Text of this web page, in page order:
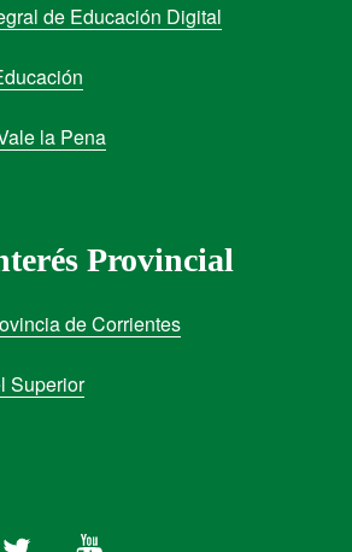
de Educación Digital
la Pena
Provincial
de Corrientes
Superior